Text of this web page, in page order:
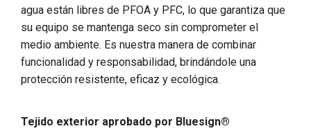
agua están libres de PFOA y PFC, lo que garantiza que
su equipo se mantenga seco sin comprometer el
medio ambiente. Es nuestra manera de combinar
funcionalidad y responsabilidad, brindándole una
protección resistente, eficaz y ecológica.
Tejido exterior aprobado por Bluesign®